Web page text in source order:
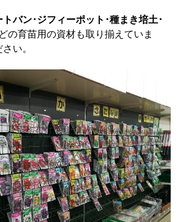
バン･ジフィーポット･種まき培土･
の育苗用の資材も取り揃えていま
い。